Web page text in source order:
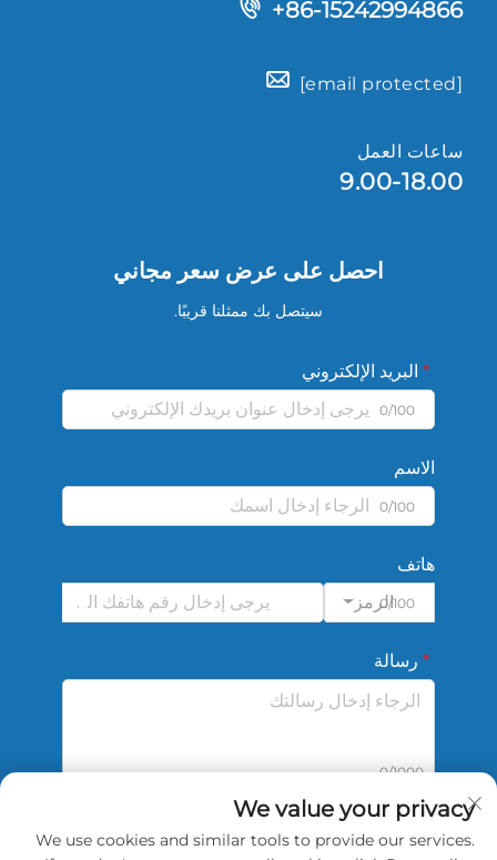
+86-15242994866
[email protected]
ساعات العمل
9.00-18.00
احصل على عرض سعر مجاني
سيتصل بك ممثلنا قريبًا.
البريد الإلكتروني
0/100
الاسم
0/100
هاتف
الرمز0/100
رسالة
0/1000
أرسل
We value your privacy
We use cookies and similar tools to provide our services.